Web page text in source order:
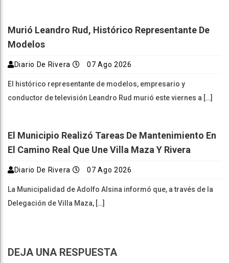
Murió Leandro Rud, Histórico Representante De
Modelos
Diario De Rivera 07 Ago 2026
El histórico representante de modelos, empresario y
conductor de televisión Leandro Rud murió este viernes a […]
El Municipio Realizó Tareas De Mantenimiento En
El Camino Real Que Une Villa Maza Y Rivera
Diario De Rivera 07 Ago 2026
La Municipalidad de Adolfo Alsina informó que, a través de la
Delegación de Villa Maza, […]
DEJA UNA RESPUESTA